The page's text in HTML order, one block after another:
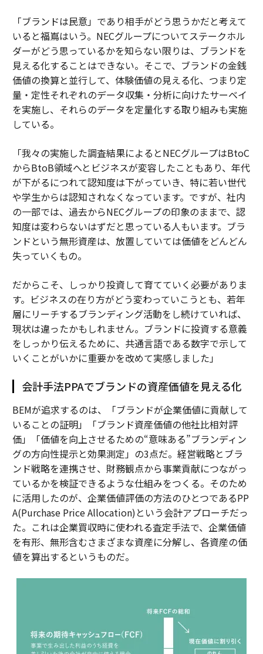
「ブランドは民意」であり相手がどう思うかだと考えて
いると福嶌はいう。NECグループについてステークホル
ダーがどう思っているかを知らない限りは、ブランドを
見える化することはできない。そこで、ブランドの金銭
価値の換算と並行して、体験価値の見える化、つまり定
量・定性それぞれのデータ収集・分析に向けたサーベイ
を実施し、それらのデータを定量化する取り組みも実施
している。
「我々の実施した調査結果によるとNECグループはBtoC
からBtoB領域へとビジネスが変容したこともあり、年代
が下がるにつれて認知度は下がっていき、特に若い世代
や学生からは認知されなくなっています。ですが、社内
の一部では、過去からNECグループの印象のままで、認
知度は変わらないはずだと思っている人もいます。ブラ
ンドという無形資産は、放置していては価値をどんどん
失っていくもの。
だからこそ、しっかり投資して育てていく必要がありま
す。ビジネスの在り方がどう変わっていこうとも、若年
層にリーチするブランディング活動をし続けていれば、
現状は違ったかもしれません。ブランドに投資する意義
をしっかり伝えるために、共通言語である数字で示して
いくことがいかに重要かを改めて実感しました」
会計手法PPAでブランドの資産価値を見える化
BEMが追求するのは、「ブランドが企業価値に貢献して
いることの証明」「ブランド資産価値の他社比相対評
価」「価値を向上させるための“意味ある”ブランディン
グの方向性提示と効果測定」の3点だ。経営戦略とブラ
ンド戦略を連携させ、財務観点から事業貢献につながっ
ているかを検証できるような仕組みをつくる。そのため
に活用したのが、企業価値評価の方法のひとつであるPP
A(Purchase Price Allocation)という会計アプローチだっ
た。これは企業買収時に使われる査定手法で、企業価値
を有形、無形含むさまざまな資産に分解し、各資産の価
値を算出するというものだ。